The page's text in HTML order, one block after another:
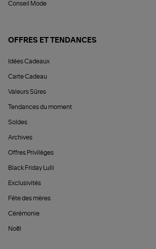
Conseil Mode
OFFRES ET TENDANCES
Idées Cadeaux
Carte Cadeau
Valeurs Sûres
Tendances du moment
Soldes
Archives
Offres Privilèges
Black Friday Lulli
Exclusivités
Fête des mères
Cérémonie
Noël